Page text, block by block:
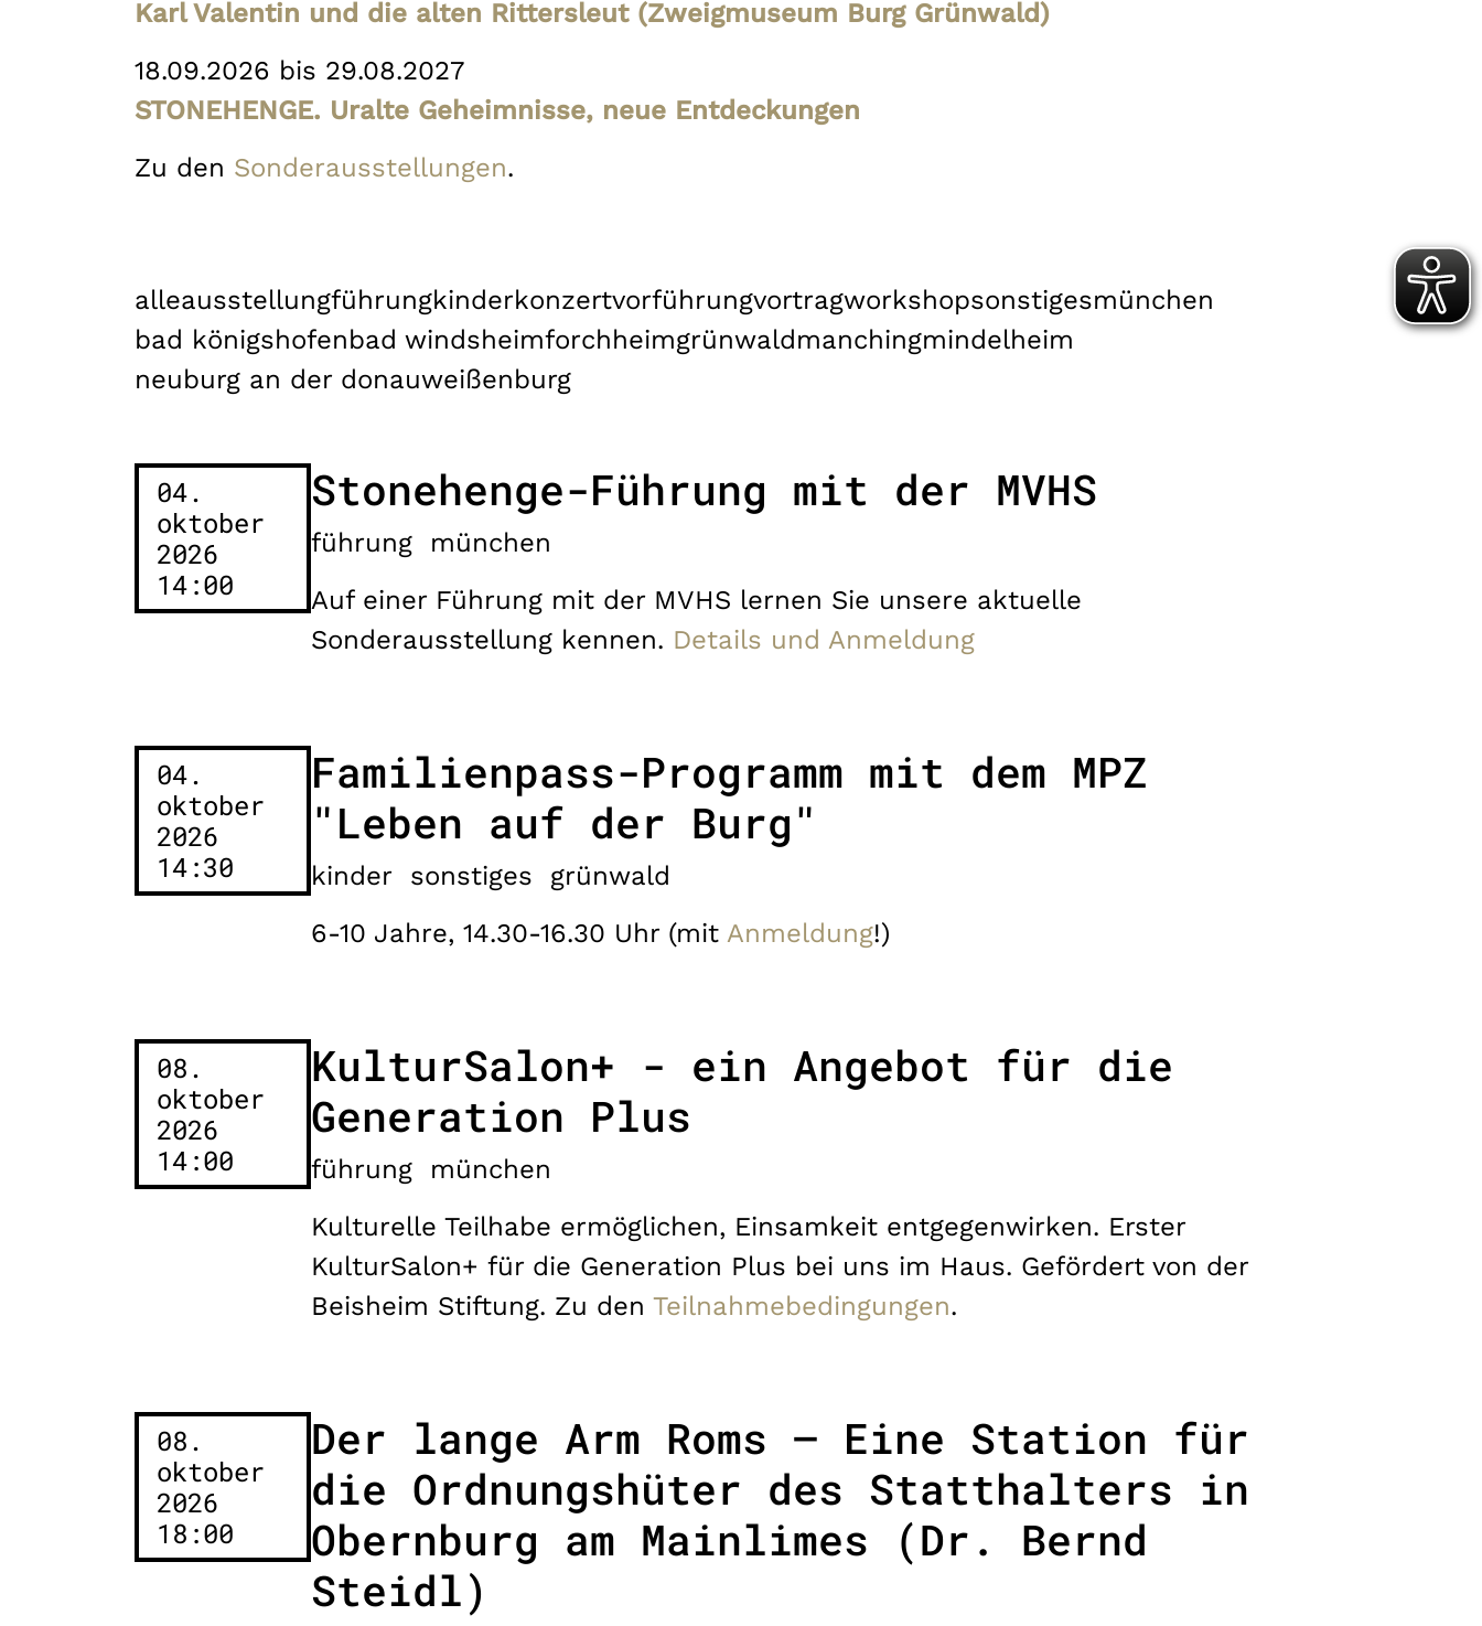
Karl Valentin und die alten Rittersleut (Zweigmuseum Burg Grünwald)
18.09.2026 bis 29.08.2027
STONEHENGE. Uralte Geheimnisse, neue Entdeckungen
Zu den Sonderausstellungen.
alleausstellungführungkinderkonzertvorführungvortragworkshopsonstigesmünchen
bad königshofenbad windsheimforchheimgrünwaldmanchingmindelheim
neuburg an der donauweißenburg
04.
oktober
2026
14:00
Stonehenge-Führung mit der MVHS
führung
münchen
Auf einer Führung mit der MVHS lernen Sie unsere aktuelle
Sonderausstellung kennen. Details und Anmeldung
04.
oktober
2026
14:30
Familienpass-Programm mit dem MPZ
"Leben auf der Burg"
kinder sonstiges
grünwald
6-10 Jahre, 14.30-16.30 Uhr (mit Anmeldung!)
08.
oktober
2026
14:00
KulturSalon+ - ein Angebot für die
Generation Plus
führung
münchen
Kulturelle Teilhabe ermöglichen, Einsamkeit entgegenwirken. Erster
KulturSalon+ für die Generation Plus bei uns im Haus. Gefördert von der
Beisheim Stiftung. Zu den Teilnahmebedingungen.
08.
oktober
2026
18:00
Der lange Arm Roms – Eine Station für
die Ordnungshüter des Statthalters in
Obernburg am Mainlimes (Dr. Bernd
Steidl)